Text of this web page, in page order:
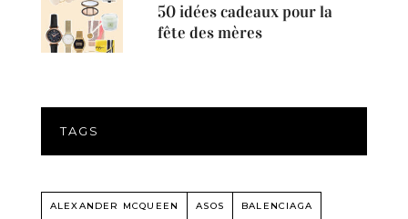
50 idées cadeaux pour la
fête des mères
TAGS
ALEXANDER MCQUEEN ASOS BALENCIAGA